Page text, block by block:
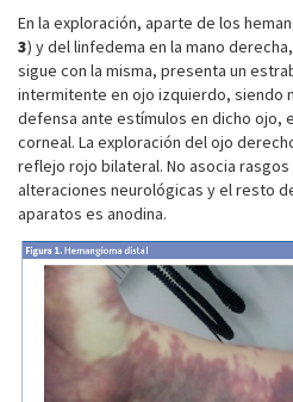
En la exploración, aparte de los
3) y del linfedema en la mano
sigue con la misma, presenta un
intermitente en ojo izquierdo, siendo
defensa ante estímulos en dicho ojo,
corneal. La exploración del ojo
reflejo rojo bilateral. No asocia
alteraciones neurológicas y el resto
aparatos es anodina.